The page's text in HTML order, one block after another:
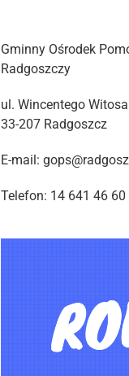
Gminny Ośrodek
Radgoszczy
ul. Wincentego
33-207 Radgoszcz
E-mail:
Telefon: 14 641 46 60